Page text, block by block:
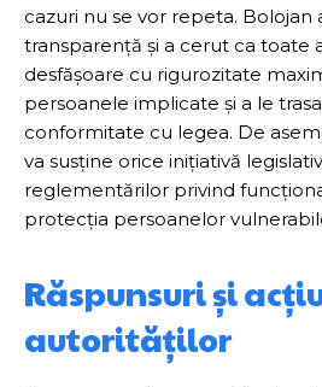
cazuri nu se vor repeta. Bolojan
transparență și a cerut ca toate
desfășoare cu rigurozitate
persoanele implicate și a le
conformitate cu legea. De
va susține orice inițiativă
reglementărilor privind
protecția persoanelor
Răspunsuri și
autorităților